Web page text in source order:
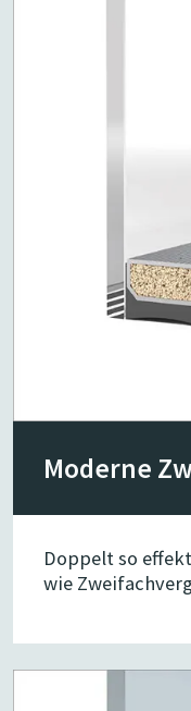
Moderne
Doppelt so
wie